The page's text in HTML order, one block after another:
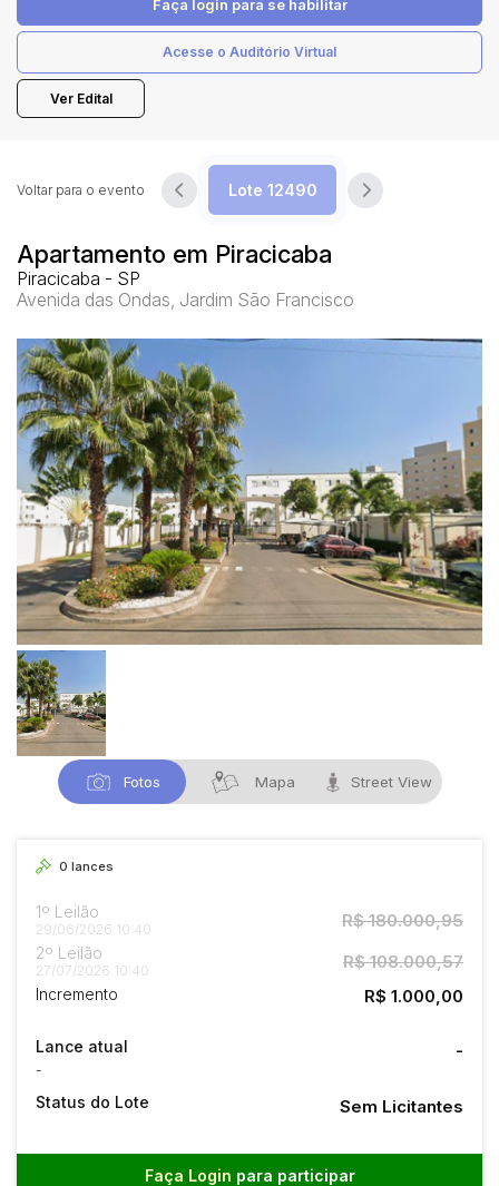
Faça login para se habilitar
Acesse o Auditório Virtual
Ver Edital
Apartamento em Piracicaba
Piracicaba - SP
Avenida das Ondas, Jardim São Francisco
Voltar para o evento
Fotos Mapa Street View
0 lances
1º Leilão
29/06/2026 10:40 R$ 180.000,95
2º Leilão
27/07/2026 10:40 R$ 108.000,57
Incremento R$ 1.000,00
Lance atual
-
-
Status do Lote Sem Licitantes
Faça Login para participar